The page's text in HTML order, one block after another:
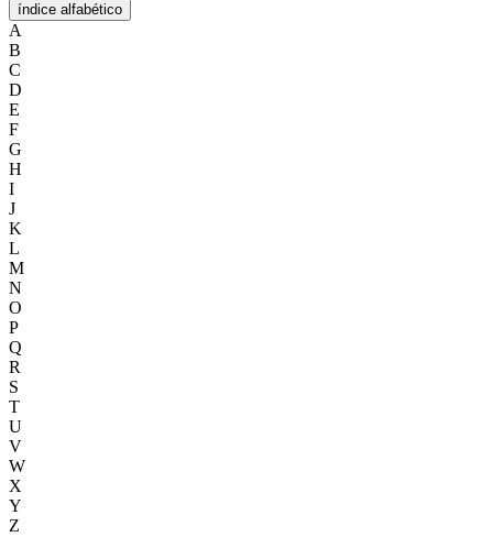
índice alfabético
A
B
C
D
E
F
G
H
I
J
K
L
M
N
O
P
Q
R
S
T
U
V
W
X
Y
Z